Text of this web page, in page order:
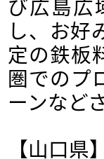
び広島広
し、お好
定の鉄板
圏でのプ
ーンなど
【山口県